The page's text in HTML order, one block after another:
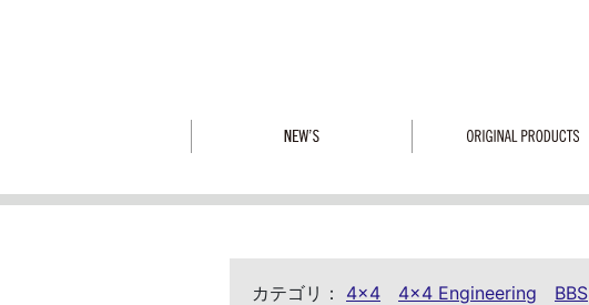
カテゴリ： 4x4 4x4 Engineering BBS